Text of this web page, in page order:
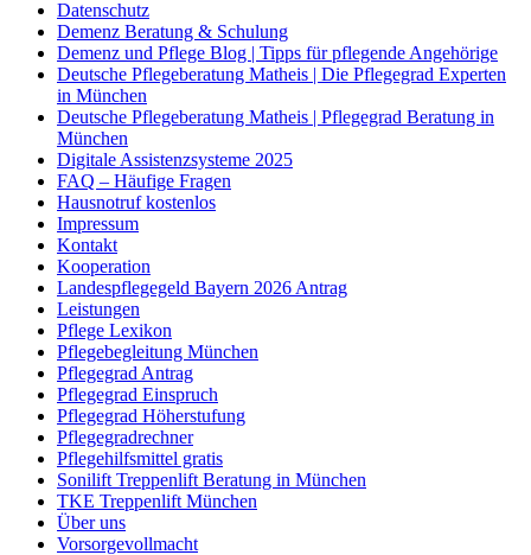
Datenschutz
Demenz Beratung & Schulung
Demenz und Pflege Blog | Tipps für pflegende Angehörige
Deutsche Pflegeberatung Matheis | Die Pflegegrad Experten
in München
Deutsche Pflegeberatung Matheis | Pflegegrad Beratung in
München
Digitale Assistenzsysteme 2025
FAQ – Häufige Fragen
Hausnotruf kostenlos
Impressum
Kontakt
Kooperation
Landespflegegeld Bayern 2026 Antrag
Leistungen
Pflege Lexikon
Pflegebegleitung München
Pflegegrad Antrag
Pflegegrad Einspruch
Pflegegrad Höherstufung
Pflegegradrechner
Pflegehilfsmittel gratis
Sonilift Treppenlift Beratung in München
TKE Treppenlift München
Über uns
Vorsorgevollmacht